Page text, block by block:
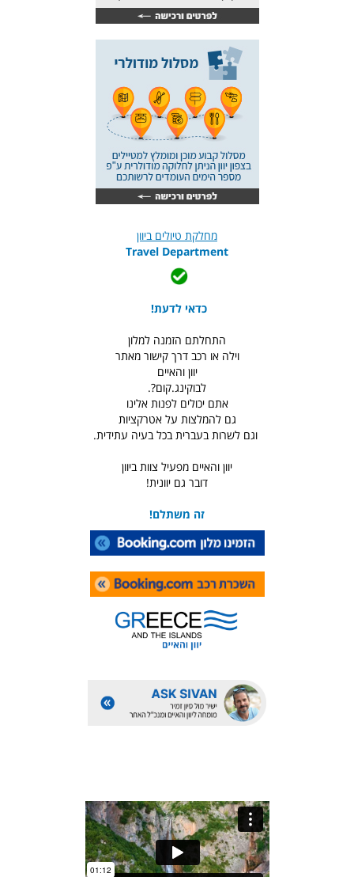
מחלקת טיולים ביוון
Travel Department
כדאי לדעת!
התחלתם הזמנה למלון
וילה או רכב דרך קישור מאתר
יוון והאיים
לבוקינג.קום?.
אתם יכולים לפנות אלינו
גם להמלצות על אטרקציות
וגם לשרות בעברית בכל בעיה עתידית.
יוון והאיים מפעיל צוות ביוון
דובר גם יוונית!
זה משתלם!